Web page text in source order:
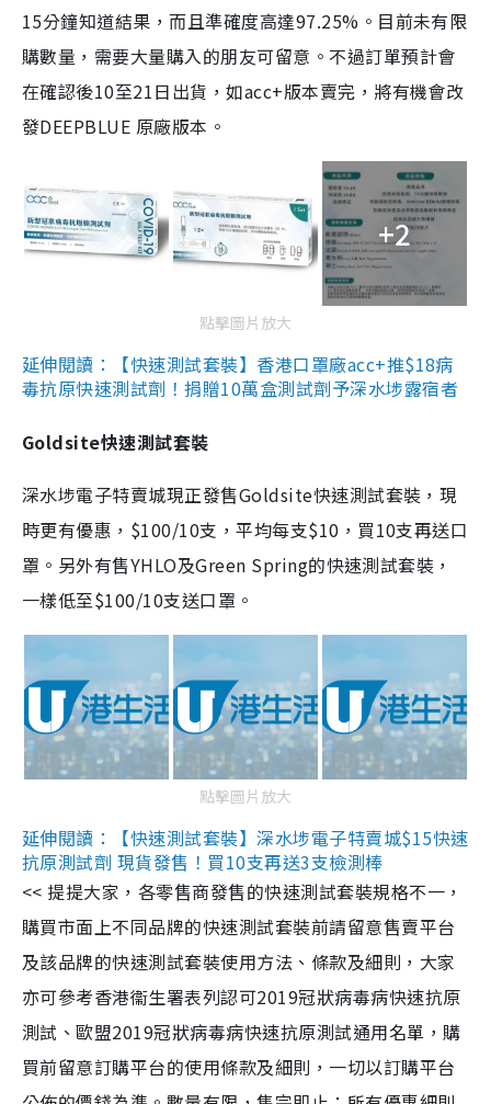
15分鐘知道結果，而且準確度高達97.25%。目前未有限
購數量，需要大量購入的朋友可留意。不過訂單預計會
在確認後10至21日出貨，如acc+版本賣完，將有機會改
發DEEPBLUE 原廠版本。
+2
點擊圖片放大
延伸閱讀：【快速測試套裝】香港口罩廠acc+推$18病
毒抗原快速測試劑！捐贈10萬盒測試劑予深水埗露宿者
Goldsite快速測試套裝
深水埗電子特賣城現正發售Goldsite快速測試套裝，現
時更有優惠，$100/10支，平均每支$10，買10支再送口
罩。另外有售YHLO及Green Spring的快速測試套裝，
一樣低至$100/10支送口罩。
點擊圖片放大
延伸閱讀：【快速測試套裝】深水埗電子特賣城$15快速
抗原測試劑 現貨發售！買10支再送3支檢測棒
<< 提提大家，各零售商發售的快速測試套裝規格不一，
購買市面上不同品牌的快速測試套裝前請留意售賣平台
及該品牌的快速測試套裝使用方法、條款及細則，大家
亦可參考香港衞生署表列認可2019冠狀病毒病快速抗原
測試、歐盟2019冠狀病毒病快速抗原測試通用名單，購
買前留意訂購平台的使用條款及細則，一切以訂購平台